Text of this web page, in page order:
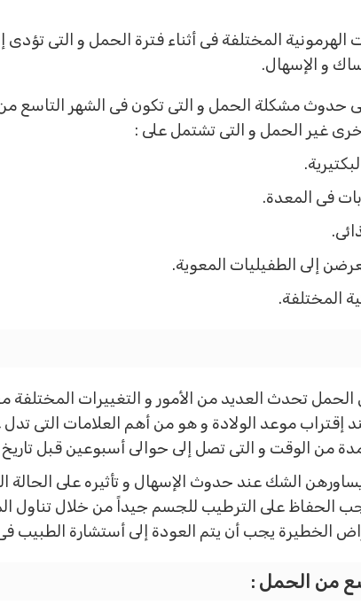
المختلفة فى أثناء فترة الحمل و التى تؤدى
و الإسهال.
حدوث مشكلة الحمل و التى تكون فى الشهر التاسع من
غير الحمل و التى تشتمل على :
فى المعدة.
إلى الطفيليات المعوية.
المختلفة.
الحمل تحدث العديد من الأمور و التغييرات المختلفة
إقتراب موعد الولادة و هو من أهم العلامات التى
من الوقت و التى تصل إلى حوالى أسبوعين قبل تاريخ
الشك عند حدوث الإسهال و تأثيره على الحالة
الحفاظ على الترطيب للجسم جيداً من خلال تناول
الخطيرة يجب أن يتم العودة إلى أستشارة الطبيب
من الحمل :